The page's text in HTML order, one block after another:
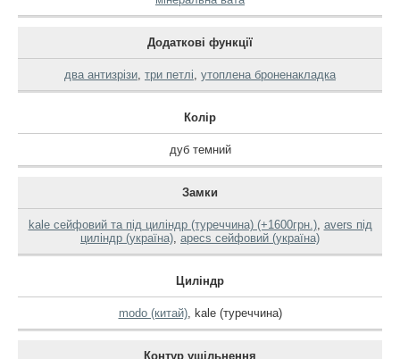
Додаткові функції
два антизрізи, три петлі, утоплена броненакладка
Колір
дуб темний
Замки
kale сейфовий та під циліндр (туреччина) (+1600грн.), avers під
циліндр (україна), apecs сейфовий (україна)
Циліндр
modo (китай), kale (туреччина)
Контур ущільнення